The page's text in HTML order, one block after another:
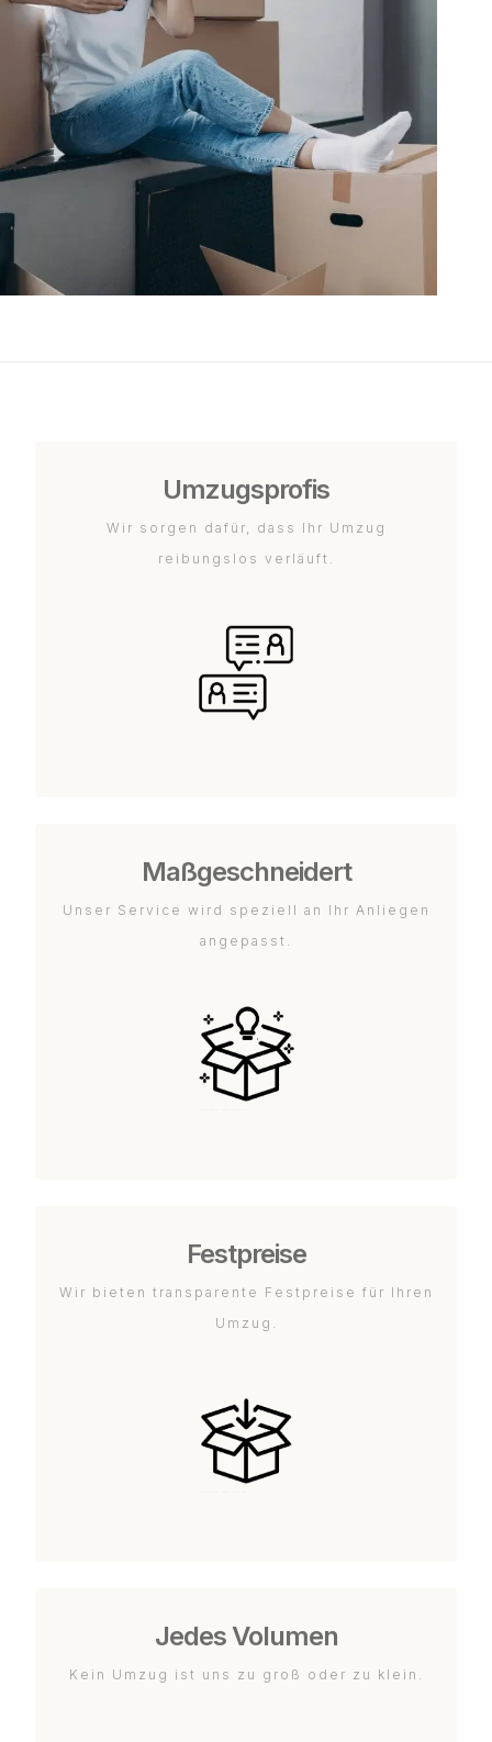
Umzugsprofis
Wir sorgen dafür, dass Ihr Umzug
reibungslos verläuft.
Maßgeschneidert
Unser Service wird speziell an Ihr Anliegen
angepasst.
Festpreise
Wir bieten transparente Festpreise für Ihren
Umzug.
Jedes Volumen
Kein Umzug ist uns zu groß oder zu klein.